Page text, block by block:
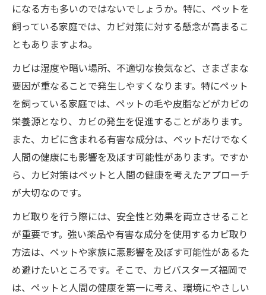
になる方も多いのではないでしょうか。特に、ペットを
飼っている家庭では、カビ対策に対する懸念が高まるこ
ともありますよね。
カビは湿度や暗い場所、不適切な換気など、さまざまな
要因が重なることで発生しやすくなります。特にペット
を飼っている家庭では、ペットの毛や皮脂などがカビの
栄養源となり、カビの発生を促進することがあります。
また、カビに含まれる有害な成分は、ペットだけでなく
人間の健康にも影響を及ぼす可能性があります。ですか
ら、カビ対策はペットと人間の健康を考えたアプローチ
が大切なのです。
カビ取りを行う際には、安全性と効果を両立させること
が重要です。強い薬品や有害な成分を使用するカビ取り
方法は、ペットや家族に悪影響を及ぼす可能性があるた
め避けたいところです。そこで、カビバスターズ福岡で
は、ペットと人間の健康を第一に考え、環境にやさしい